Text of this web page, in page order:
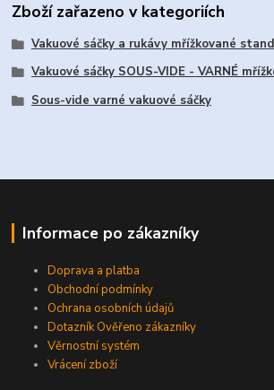
Zboží zařazeno v kategoriích
Vakuové sáčky a rukávy mřížkované
Vakuové sáčky SOUS-VIDE - VARNÉ
Sous-vide varné vakuové sáčky
Informace po zákazníky
Doprava a platba
Obchodní podmínky
Ochrana osobních údajů
Dotazník Ověřeno zákazníky
Věrnostní systém
Vrácení zboží